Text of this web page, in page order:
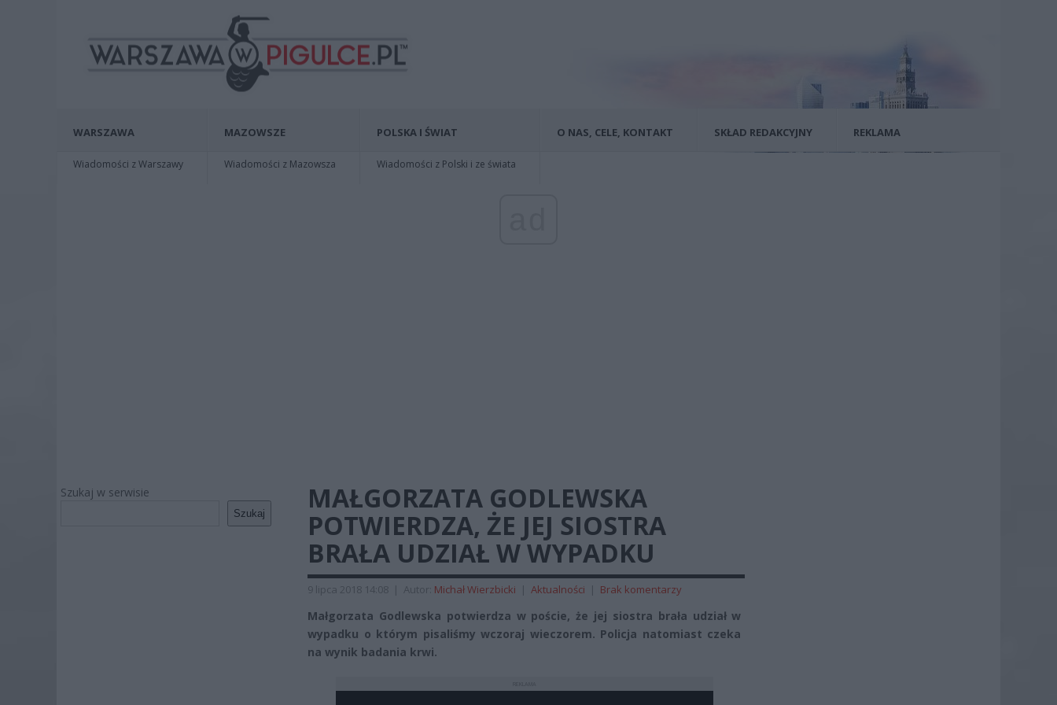
WARSZAWA
Wiadomości z Warszawy
MAZOWSZE
Wiadomości z Mazowsza
POLSKA I ŚWIAT
Wiadomości z Polski i ze świata
O NAS, CELE, KONTAKT SKŁAD REDAKCYJNY REKLAMA
Szukaj w serwisie
Szukaj
MAŁGORZATA GODLEWSKA
POTWIERDZA, ŻE JEJ SIOSTRA
BRAŁA UDZIAŁ W WYPADKU
9 lipca 2018 14:08 | Autor: Michał Wierzbicki | Aktualności | Brak komentarzy
Małgorzata Godlewska potwierdza w poście, że jej siostra brała udział w
wypadku o którym pisaliśmy wczoraj wieczorem. Policja natomiast czeka
na wynik badania krwi.